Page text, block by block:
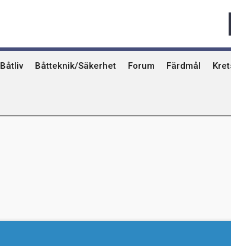
Båtliv
Toalettavfall och sjömackar
Båtteknik/Säkerhet Forum Färdmål
Stockholms